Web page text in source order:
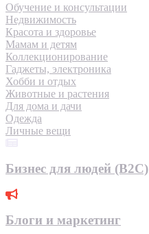
Обучение и консультации
Недвижимость
Красота и здоровье
Мамам и детям
Коллекционирование
Гаджеты, электроника
Хобби и отдых
Животные и растения
Для дома и дачи
Одежда
Личные вещи
Бизнес для людей (B2C)
Блоги и маркетинг